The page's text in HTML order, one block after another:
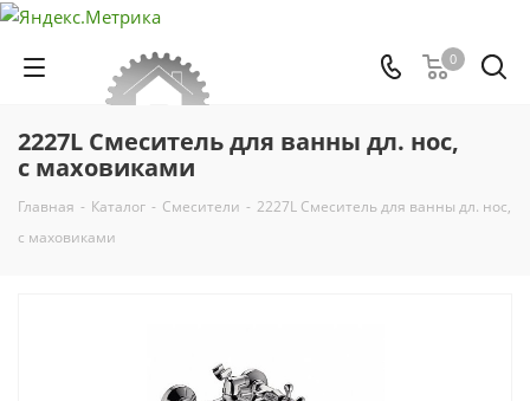
0
2227L Смеситель для ванны дл. нос,
с маховиками
Главная - Каталог - Смесители - 2227L Смеситель для ванны дл. нос,
с маховиками